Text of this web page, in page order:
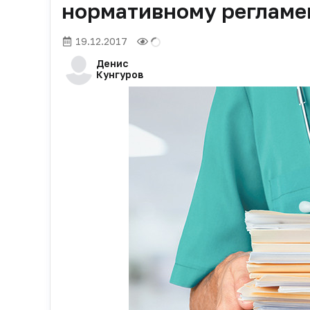
нормативному
19.12.2017
Денис
Кунгуров